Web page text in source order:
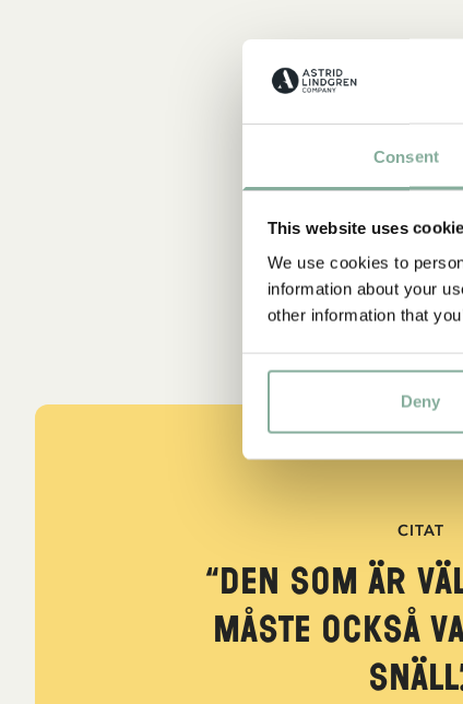
Consent
This website uses
We use cookies to
information about your
other information that
Deny
CITAT
“Den som är
måste också